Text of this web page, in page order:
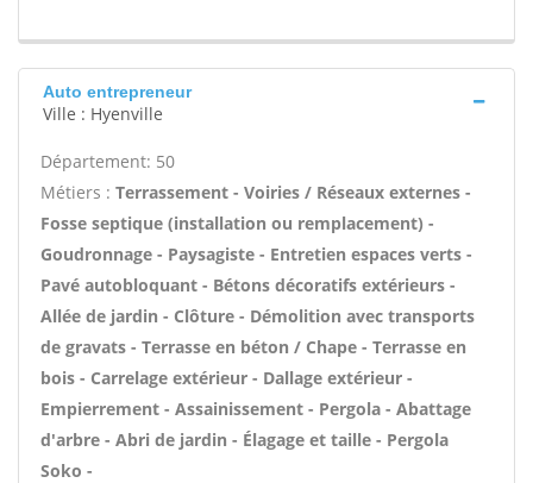
Auto entrepreneur
Ville : Hyenville
Département: 50
Métiers : Terrassement - Voiries / Réseaux externes -
Fosse septique (installation ou remplacement) -
Goudronnage - Paysagiste - Entretien espaces verts -
Pavé autobloquant - Bétons décoratifs extérieurs -
Allée de jardin - Clôture - Démolition avec transports
de gravats - Terrasse en béton / Chape - Terrasse en
bois - Carrelage extérieur - Dallage extérieur -
Empierrement - Assainissement - Pergola - Abattage
d'arbre - Abri de jardin - Élagage et taille - Pergola
Soko -